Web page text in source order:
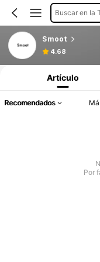
Buscar en la
Smoot
4.68
Artículo
Recomendados
Por